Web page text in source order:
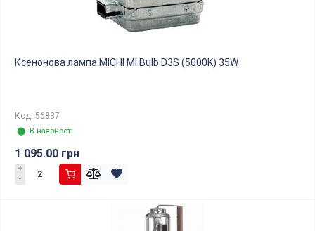
Ксенонова лампа MICHI MI Bulb D3S (5000K) 35W
Код: 56837
⬤ В наявності
1 095.00 грн
+
-